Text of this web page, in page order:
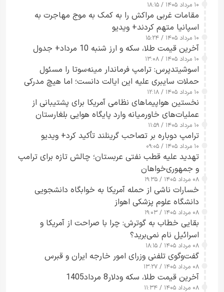
۱۰ مرداد ۱۴۰۵ / ۱۸:۱۵
مقامات غربی مراکش را به کمک به موج مهاجرت به
اسپانیا متهم کردند+ ویدیو
۱۰ مرداد ۱۴۰۵ / ۱۵:۲۴
آخرین قیمت طلا، سکه و ارز شنبه 10 مرداد+ جدول
۱۰ مرداد ۱۴۰۵ / ۱۳:۰۸
اسوشیتدپرس: ترامپ فرماندار مینه‌سوتا را مسئول
حملات سایبری علیه این ایالت دانست؛ اما هیچ مدرکی
ارائه نکرد
۱۰ مرداد ۱۴۰۵ / ۱۲:۱۸
نخستین هواپیماهای نظامی آمریکا برای پشتیبانی از
عملیات‌های خاورمیانه وارد پایگاه هوایی بلغارستان
شدند
۱۰ مرداد ۱۴۰۵ / ۱۱:۵۹
ترامپ دوباره بر تصاحب گرینلند تأکید کرد+ ویدیو
۱۰ مرداد ۱۴۰۵ / ۰۹:۰۵
تهدید علیه قطب نفتی عربستان؛ چالش تازه برای ترامپ
و جمهوری‌خواهان
۰۸ مرداد ۱۴۰۵ / ۱۹:۳۵
خسارات ناشی از حمله آمریکا به خوابگاه دانشجویی
دانشگاه علوم پزشکی اهواز
۰۸ مرداد ۱۴۰۵ / ۱۹:۰۳
بقایی خطاب به گوترش: چرا با صراحت از آمریکا و
اسرائیل نام نمی‌برید؟
۰۸ مرداد ۱۴۰۵ / ۱۸:۱۵
گفت‌وگوی تلفنی وزرای امور خارجه ایران و قبرس
۰۸ مرداد ۱۴۰۵ / ۱۳:۲۷
آخرین قیمت طلا، سکه ودلار8 مرداد1405
۰۸ مرداد ۱۴۰۵ / ۱۱:۳۴